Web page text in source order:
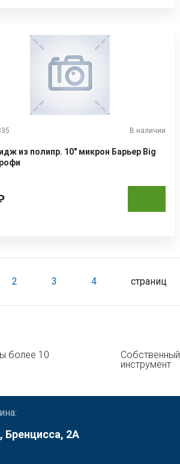
В наличии
из полипр. 10" микрон Барьер Big
2 3 4 страниц
более 10
Собственный
инструмент
Бренцисса, 2А